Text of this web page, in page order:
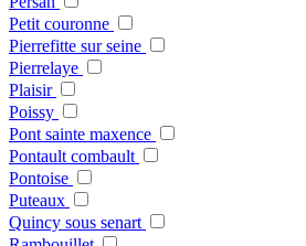
Petit couronne
Pierrefitte sur seine
Pierrelaye
Plaisir
Poissy
Pont sainte maxence
Pontault combault
Pontoise
Puteaux
Quincy sous senart